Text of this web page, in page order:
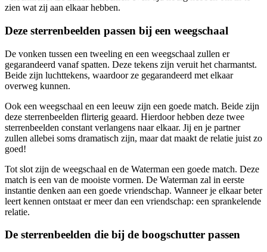
zien wat zij aan elkaar hebben.
Deze sterrenbeelden passen bij een weegschaal
De vonken tussen een tweeling en een weegschaal zullen er
gegarandeerd vanaf spatten. Deze tekens zijn veruit het charmantst.
Beide zijn luchttekens, waardoor ze gegarandeerd met elkaar
overweg kunnen.
Ook een weegschaal en een leeuw zijn een goede match. Beide zijn
deze sterrenbeelden flirterig geaard. Hierdoor hebben deze twee
sterrenbeelden constant verlangens naar elkaar. Jij en je partner
zullen allebei soms dramatisch zijn, maar dat maakt de relatie juist zo
goed!
Tot slot zijn de weegschaal en de Waterman een goede match. Deze
match is een van de mooiste vormen. De Waterman zal in eerste
instantie denken aan een goede vriendschap. Wanneer je elkaar beter
leert kennen ontstaat er meer dan een vriendschap: een sprankelende
relatie.
De sterrenbeelden die bij de boogschutter passen